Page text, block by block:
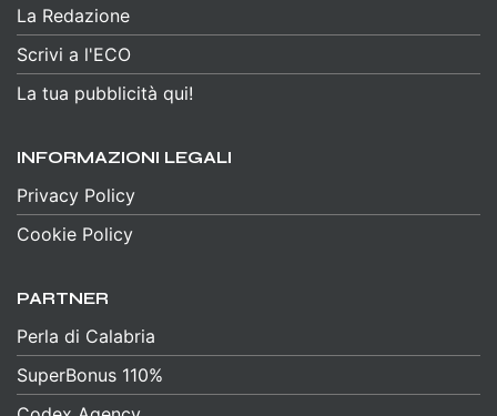
La Redazione
Scrivi a l'ECO
La tua pubblicità qui!
INFORMAZIONI LEGALI
Privacy Policy
Cookie Policy
PARTNER
Perla di Calabria
SuperBonus 110%